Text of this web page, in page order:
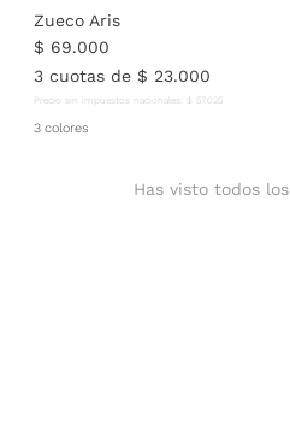
Zueco Aris
$ 69.000
3cuotas de $ 23.000
Precio sin impuestos nacionales: $ 57 .025
3 colores
Has visto todos los